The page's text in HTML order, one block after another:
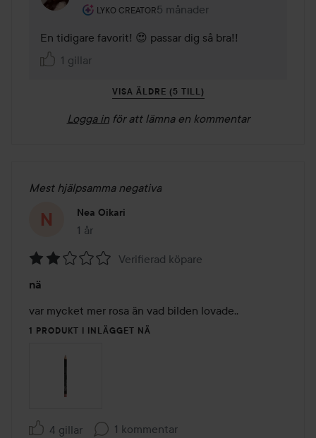
LYKO CREATOR
Användarens roll: Lyko Creator.
5 månader
Kommentaren lades 5 månader
En tidigare favorit! 😍 passar dig så bra!!
1 gillar
VISA ÄLDRE (5 TILL)
Logga in för att lämna en kommentar
Mest hjälpsamma negativa
Nea Oikari
1 år
Inlägget skapades 1 år
2
av
5
Verifierad köpare
nä
var mycket mer rosa än vad bilden lovade..
1 PRODUKT I INLÄGGET NÄ
4 gillar 1 kommentar